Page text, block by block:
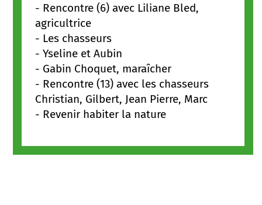
- Rencontre (6) avec Liliane Bled,
agricultrice
- Les chasseurs
- Yseline et Aubin
- Gabin Choquet, maraîcher
- Rencontre (13) avec les chasseurs
Christian, Gilbert, Jean Pierre, Marc
- Revenir habiter la nature